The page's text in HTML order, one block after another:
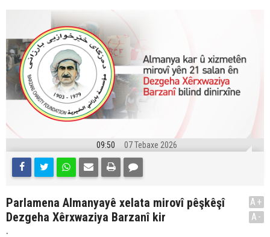
09:50 07 Tebaxe 2026
Parlamena Almanyayê xelata mirovî pêşkêşî
Dezgeha Xêrxwaziya Barzanî kir
.
A+
A-